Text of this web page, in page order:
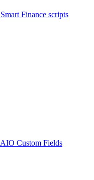
Smart Finance scripts
AIO Custom Fields